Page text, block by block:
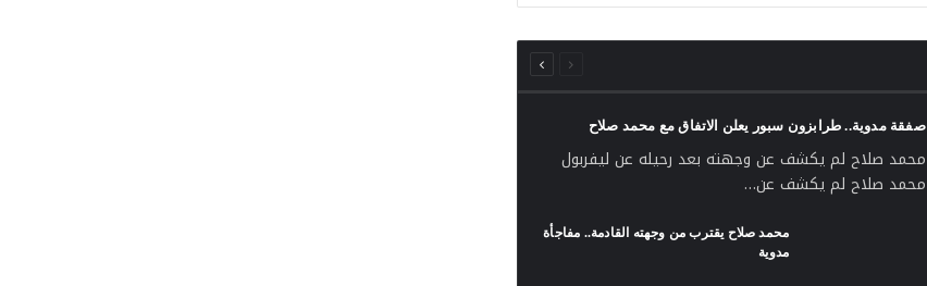
الصفحة
السابقة
الصفحة
التالية
صفقة مدوية.. طرابزون سبور يعلن الاتفاق مع محمد صلاح
محمد صلاح لم يكشف عن وجهته بعد رحيله عن ليفربول
محمد صلاح لم يكشف عن…
محمد صلاح يقترب من وجهته القادمة.. مفاجأة
مدوية